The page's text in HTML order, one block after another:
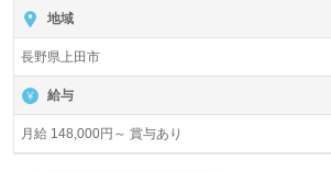
地域
長野県上田市
給与
月給 148,000円～ 賞与あり